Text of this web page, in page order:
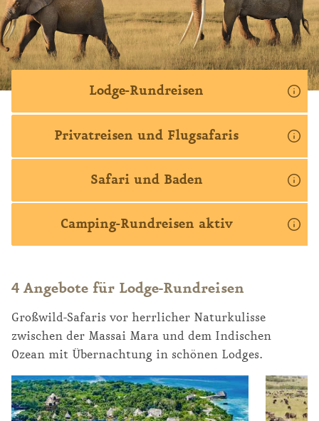
↑ weniger
Lodge-Rundreisen
Privatreisen und Flugsafaris
Safari und Baden
Camping-Rundreisen aktiv
4 Angebote für Lodge-Rundreisen
Großwild-Safaris vor herrlicher Naturkulisse
zwischen der Massai Mara und dem Indischen
Ozean mit Übernachtung in schönen Lodges.